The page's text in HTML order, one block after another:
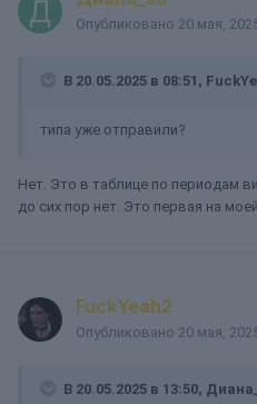
Опубликовано 20 мая,
В 20.05.2025 в 08:51,
типа уже отправили?
Нет. Это в таблице по периодам
до сих пор нет. Это первая на
FuckYeah2
Опубликовано 20 мая,
В 20.05.2025 в 13:50,